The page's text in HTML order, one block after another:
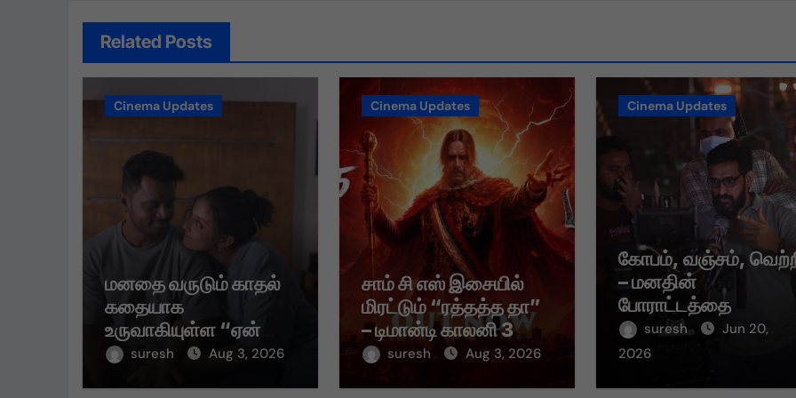
Related Posts
Cinema Updates
மனதை வருடும் காதல்
கதையாக
உருவாகியுள்ள “ஏன்
என்னை ஏதோ
suresh Aug 3, 2026
Cinema Updates
சாம் சி எஸ் இசையில்
மிரட்டும் “ரத்தத்த தா”
– டிமான்டி காலனி 3
முதல் பாடல் ரசிகர்களை
suresh Aug 3, 2026
Cinema Updates
கோபம், வஞ்சம்,
– மனதின்
போராட்டத்தை
சொல்லும் “வஞ்சம்
பாடல்!
suresh
Jun 20,
2026